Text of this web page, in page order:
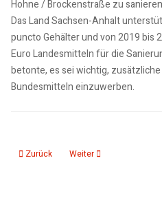
Hohne / Brockenstraße zu sanieren
Das Land Sachsen-Anhalt
puncto Gehälter und von 2019 bis
Euro Landesmitteln für die
betonte, es sei wichtig,
Bundesmitteln einzuwerben.
Vorheriger Beitrag: 27.03.26:
Zurück Nächster Beitrag:
Weiter